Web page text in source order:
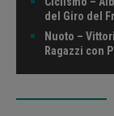
del Giro del
Nuoto –
Ragazzi con